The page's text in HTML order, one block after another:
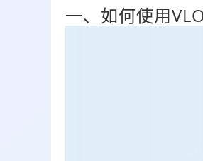
一、如何使用